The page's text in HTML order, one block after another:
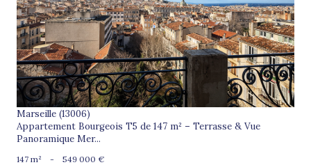
voir le bien
Marseille (13006)
Appartement Bourgeois T5 de 147 m² – Terrasse & Vue
Panoramique Mer...
147 m² - 549 000 €